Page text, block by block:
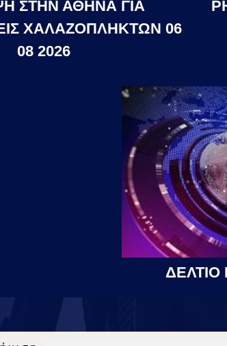
ΣΤΗΝ ΑΘΗΝΑ ΓΙΑ
ΧΑΛΑΖΟΠΛΗΚΤΩΝ 06
08 2026
ΔΕΛΤΙΟ